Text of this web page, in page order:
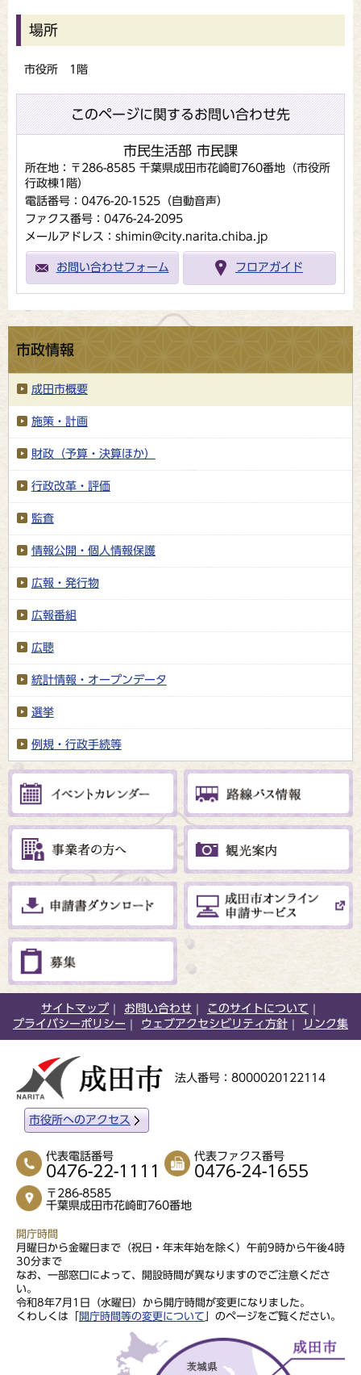
場所
市役所 1階
このページに関するお問い合わせ先
市民生活部 市民課
所在地：〒286-8585 千葉県成田市花崎町760番地（市役所
行政棟1階）
電話番号：0476-20-1525（自動音声）
ファクス番号：0476-24-2095
メールアドレス：shimin@city.narita.chiba.jp
お問い合わせフォーム フロアガイド
市政情報
成田市概要
施策・計画
財政（予算・決算ほか）
行政改革・評価
監査
情報公開・個人情報保護
広報・発行物
広報番組
広聴
統計情報・オープンデータ
選挙
例規・行政手続等
サイトマップ お問い合わせ
このサイトについて
プライバシーポリシー
ウェブアクセシビリティ方針 リンク集
法人番号：8000020122114
市役所へのアクセス
代表電話番号
0476-22-1111
代表ファクス番号
0476-24-1655
〒286-8585
千葉県成田市花崎町760番地
開庁時間
月曜日から金曜日まで（祝日・年末年始を除く）午前9時から午後4時
30分まで
なお、一部窓口によって、開設時間が異なりますのでご注意くださ
い。
令和8年7月1日（水曜日）から開庁時間が変更になりました。
くわしくは「
開庁時間等の変更について 」のページをご覧ください。